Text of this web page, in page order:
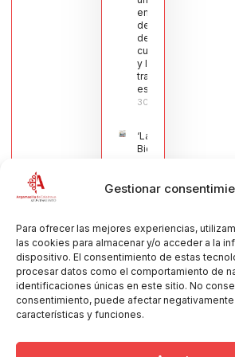
Gestionar
Para ofrecer las mejores experiencias,
las cookies para almacenar y/o acceder a la
dispositivo. El consentimiento de estas
procesar datos como el comportamiento de
identificaciones únicas en este sitio. No
consentimiento, puede afectar
características y funciones.
en defensa
del sector
de la
cuchillería
y la navaja
tradicional
española
30/07/2026
‘La
Bienvenida’,
estampa de
de la Virgen
Muñoz
Muñoz,
anuncia las
Fiestas
Patronales
2026
30/07/2026